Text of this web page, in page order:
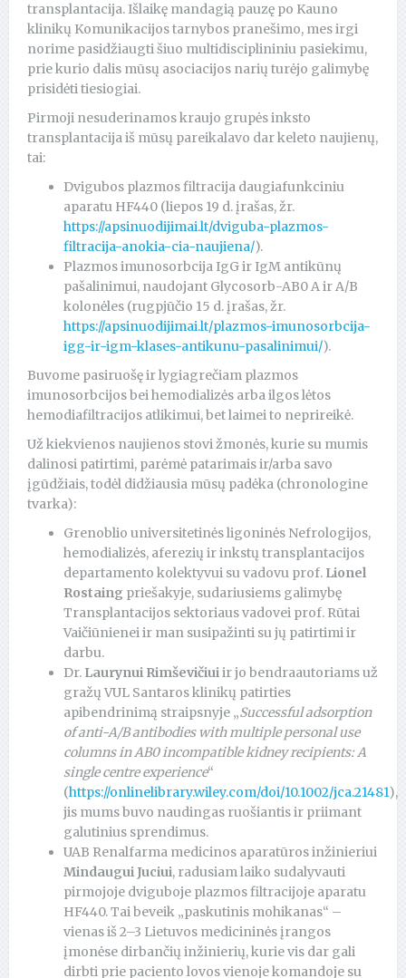
transplantacija. Išlaikę mandagią pauzę po Kauno
klinikų Komunikacijos tarnybos pranešimo, mes irgi
norime pasidžiaugti šiuo multidisciplininiu pasiekimu,
prie kurio dalis mūsų asociacijos narių turėjo galimybę
prisidėti tiesiogiai.
Pirmoji nesuderinamos kraujo grupės inksto
transplantacija iš mūsų pareikalavo dar keleto naujienų,
tai:
Dvigubos plazmos filtracija daugiafunkciniu
aparatu HF440 (liepos 19 d. įrašas, žr.
https://apsinuodijimai.lt/dviguba-plazmos-
filtracija-anokia-cia-naujiena/).
Plazmos imunosorbcija IgG ir IgM antikūnų
pašalinimui, naudojant Glycosorb-AB0 A ir A/B
kolonėles (rugpjūčio 15 d. įrašas, žr.
https://apsinuodijimai.lt/plazmos-imunosorbcija-
igg-ir-igm-klases-antikunu-pasalinimui/).
Buvome pasiruošę ir lygiagrečiam plazmos
imunosorbcijos bei hemodializės arba ilgos lėtos
hemodiafiltracijos atlikimui, bet laimei to neprireikė.
Už kiekvienos naujienos stovi žmonės, kurie su mumis
dalinosi patirtimi, parėmė patarimais ir/arba savo
įgūdžiais, todėl didžiausia mūsų padėka (chronologine
tvarka):
Grenoblio universitetinės ligoninės Nefrologijos,
hemodializės, aferezių ir inkstų transplantacijos
departamento kolektyvui su vadovu prof. Lionel
Rostaing priešakyje, sudariusiems galimybę
Transplantacijos sektoriaus vadovei prof. Rūtai
Vaičiūnienei ir man susipažinti su jų patirtimi ir
darbu.
Dr. Laurynui Rimševičiuiir jo bendraautoriams už
gražų VUL Santaros klinikų patirties
apibendrinimą straipsnyje „Successful adsorption
of anti-A/B antibodies with multiple personal use
columns in AB0 incompatible kidney recipients: A
single centre experience“
(https://onlinelibrary.wiley.com/doi/10.1002/jca.21481),
jis mums buvo naudingas ruošiantis ir priimant
galutinius sprendimus.
UAB Renalfarma medicinos aparatūros inžinieriui
Mindaugui Juciui, radusiam laiko sudalyvauti
pirmojoje dviguboje plazmos filtracijoje aparatu
HF440. Tai beveik „paskutinis mohikanas“ –
vienas iš 2–3 Lietuvos medicininės įrangos
įmonėse dirbančių inžinierių, kurie vis dar gali
dirbti prie paciento lovos vienoje komandoje su